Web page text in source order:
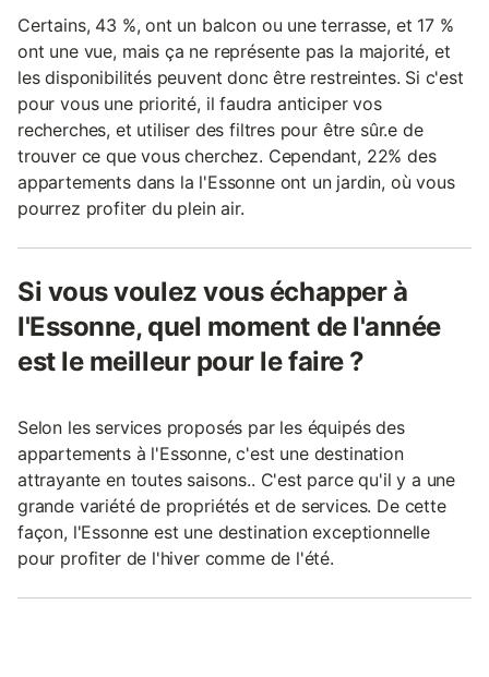
Certains, 43 %, ont un balcon ou une terrasse, et 17 %
ont une vue, mais ça ne représente pas la majorité, et
les disponibilités peuvent donc être restreintes. Si c'est
pour vous une priorité, il faudra anticiper vos
recherches, et utiliser des filtres pour être sûr.e de
trouver ce que vous cherchez. Cependant, 22% des
appartements dans la l'Essonne ont un jardin, où vous
pourrez profiter du plein air.
Si vous voulez vous échapper à
l'Essonne, quel moment de l'année
est le meilleur pour le faire ?
Selon les services proposés par les équipés des
appartements à l'Essonne, c'est une destination
attrayante en toutes saisons.. C'est parce qu'il y a une
grande variété de propriétés et de services. De cette
façon, l'Essonne est une destination exceptionnelle
pour profiter de l'hiver comme de l'été.